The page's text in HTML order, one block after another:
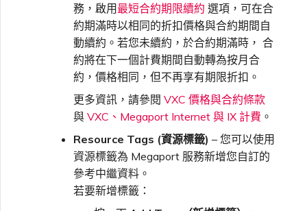
務，啟用最短合約期限續約 選項，可在合
約期滿時以相同的折扣價格與合約期間自
動續約。若您未續約，於合約期滿時， 合
約將在下一個計費期間自動轉為按月合
約，價格相同，但不再享有期限折扣。
更多資訊，請參閱 VXC 價格與合約條款
與 VXC、Megaport Internet 與 IX 計費 。
Resource Tags (資源標籤) – 您可以使用
資源標籤為 Megaport 服務新增您自訂的
參考中繼資料。
若要新增標籤：